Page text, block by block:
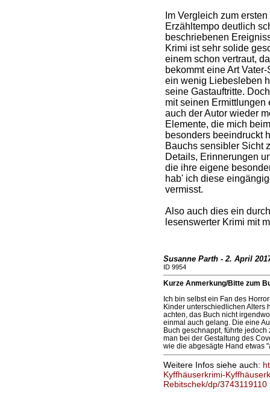
Im Vergleich zum
Erzähltempo deutlich
beschriebenen
Krimi ist sehr solide
einem schon vertraut,
bekommt eine Art
ein wenig Liebesleben
seine Gastauftritte.
mit seinen Ermittlungen
auch der Autor wieder
Elemente, die mich
besonders beeindruckt
Bauchs sensibler Sicht
Details, Erinnerungen
die ihre eigene
hab' ich diese
vermisst.
Also auch dies ein
lesenswerter Krimi mit
Susanne Parth - 2. April
ID 9954
Kurze Anmerkung/Bitte zum
Ich bin selbst ein Fan des
Kinder unterschiedlichen Alters
achten, das Buch nicht
einmal auch gelang. Die eine
Buch geschnappt, führte
man bei der Gestaltung des
wie die abgesägte Hand etwas
Weitere Infos siehe auch:
Kyffhäuserkrimi-
Rebitschek/dp/3743119110